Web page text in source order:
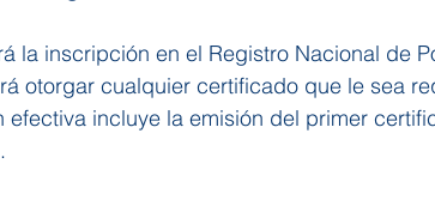
la inscripción en el Registro Nacional de
otorgar cualquier certificado que le sea
incluye la emisión del primer